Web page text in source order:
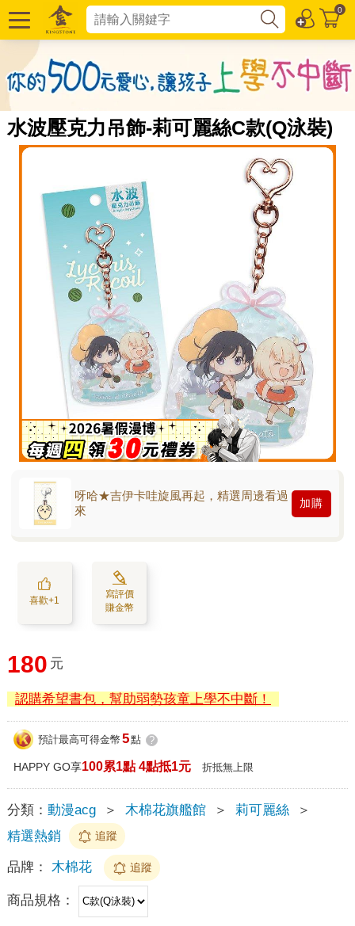
0
水波壓克力吊飾-莉可麗絲C款(Q泳裝)
呀哈★吉伊卡哇旋風再起，精選周邊看過
來
加購
喜歡+1
寫評價
賺金幣
180 元
認購希望書包，幫助弱勢孩童上學不中斷！
預計最高可得金幣 5點 ?
HAPPY GO享100累1點 4點抵1元 折抵無上限
分類： 動漫acg ＞ 木棉花旗艦館 ＞ 莉可麗絲
＞
精選熱銷
追蹤
品牌： 木棉花 追蹤
商品規格：